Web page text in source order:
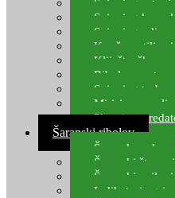
Spinning setovi
Spinning
Spinning
Kopče, vrtilice
Kliješta, škare
Ribolov pastrve
Spinning torbe
Mirisi za varalice
Plovci za
Šaranski ribolov
Šaranske role
Šaranski štapovi
Šaranski najloni
Indikatori ugriza